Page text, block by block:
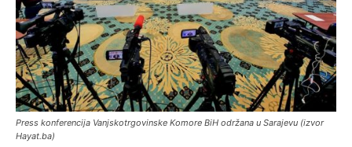
Press konferencija Vanjskotrgovinske Komore BiH održana u Sarajevu (izvor
Hayat.ba)